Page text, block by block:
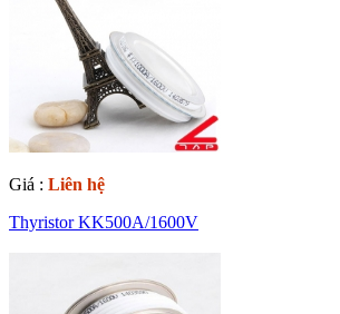
Giá : Liên hệ
Thyristor KK500A/1600V